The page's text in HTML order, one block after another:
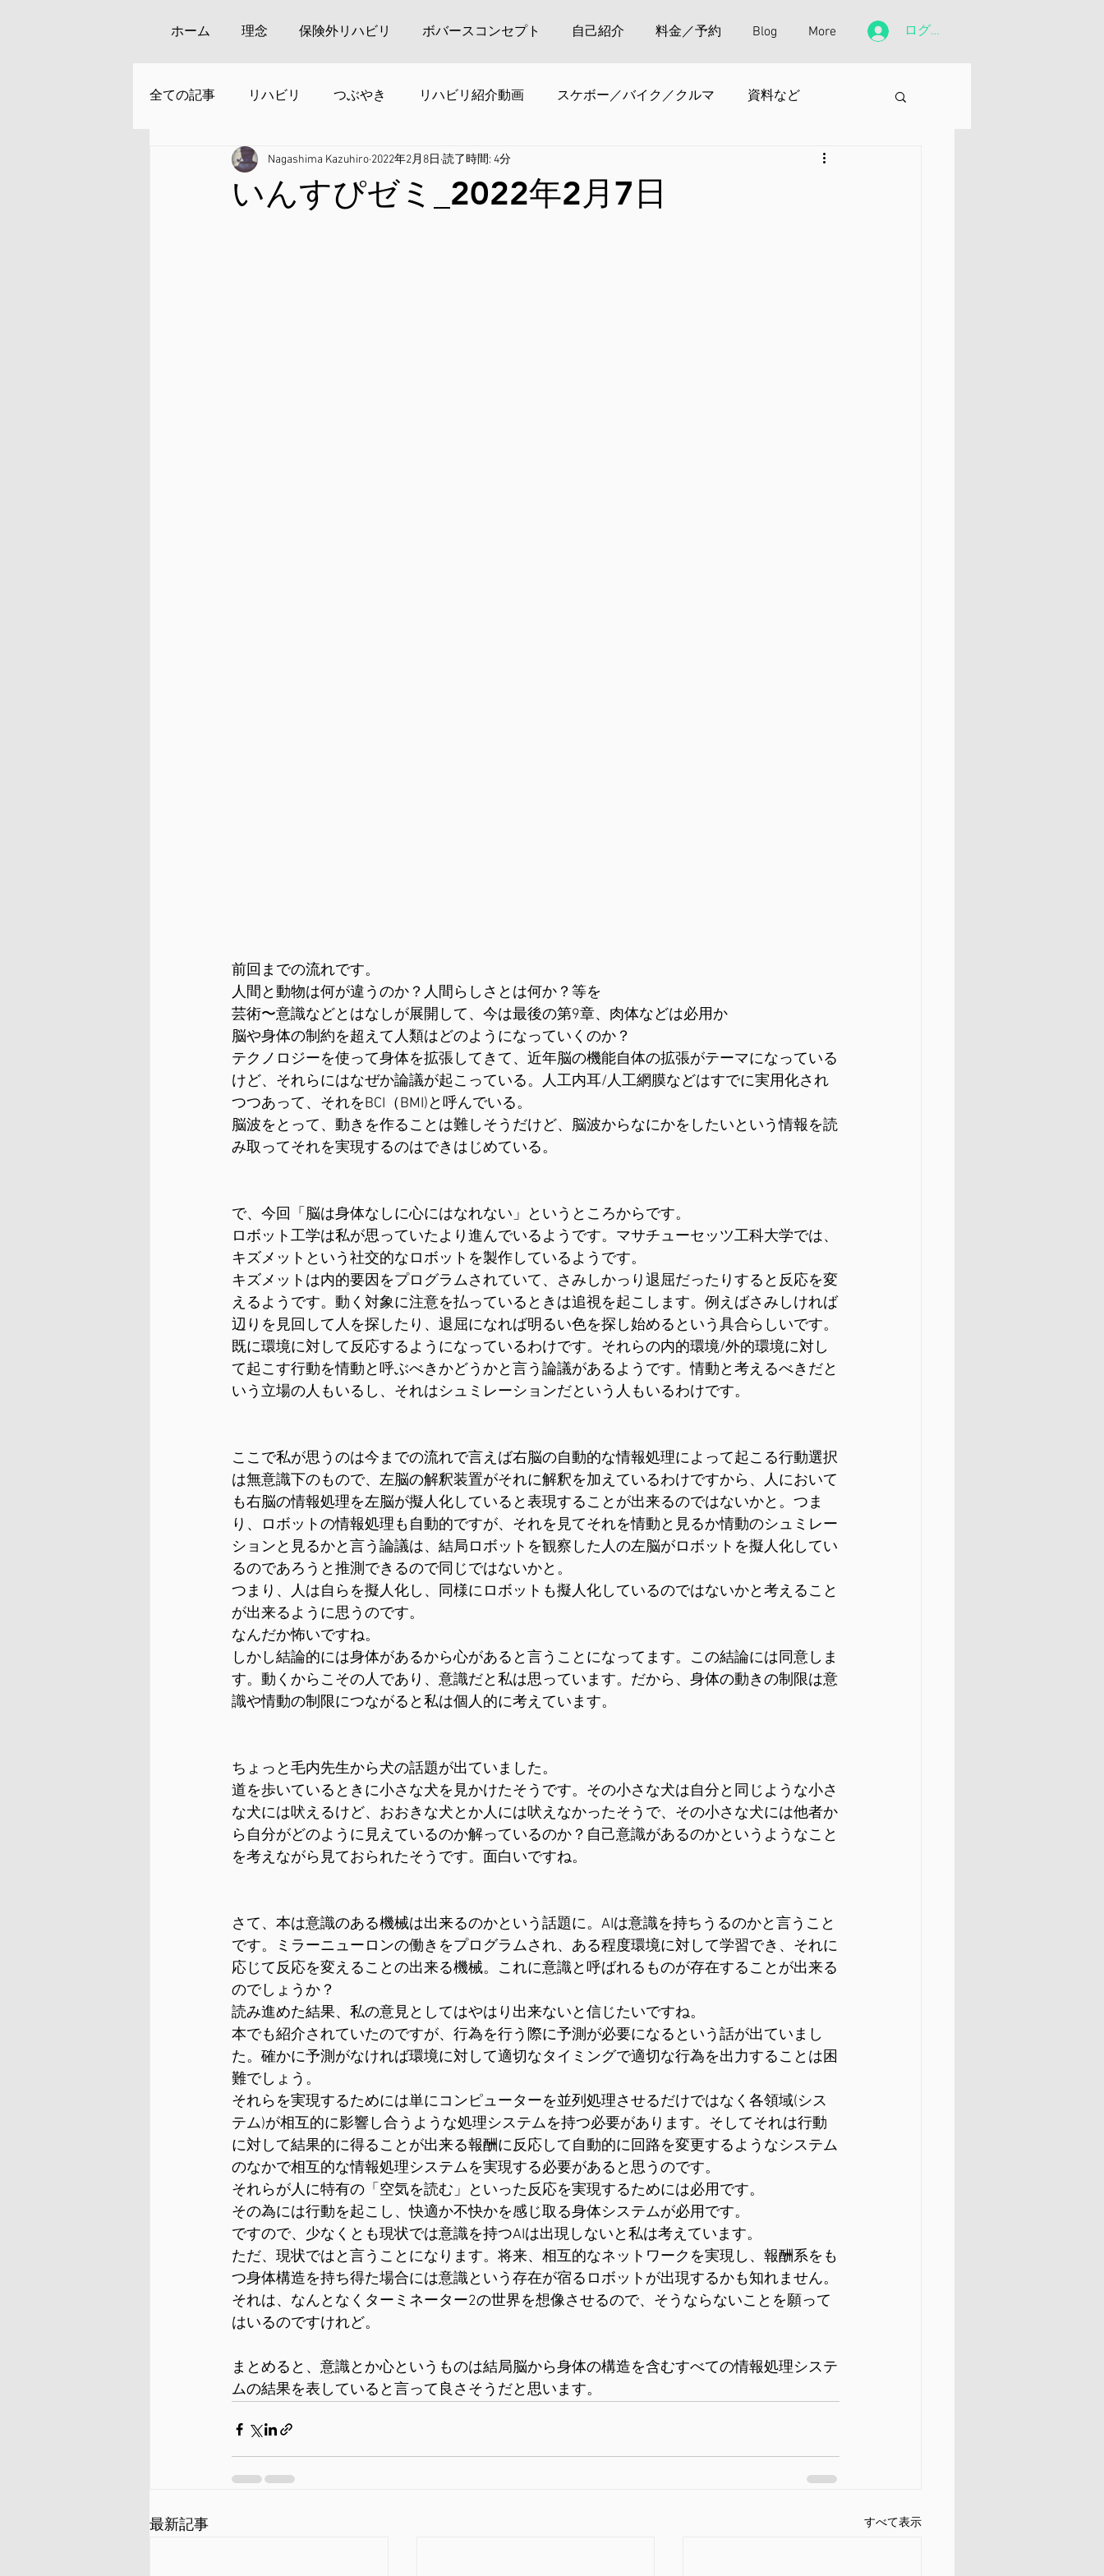
ホーム 理念 保険外リハビリ ボバースコンセプト 自己紹介 料金／予約 Blog More ログイン
全ての記事 リハビリ つぶやき リハビリ紹介動画 スケボー／バイク／クルマ 資料など
安来周辺の観光
いんすぴゼミ_2022年2月7日
Nagashima Kazuhiro 2022年2月8日 読了時間: 4分
前回までの流れです。
人間と動物は何が違うのか？人間らしさとは何か？等を
芸術〜意識などとはなしが展開して、今は最後の第9章、肉体などは必用か
脳や身体の制約を超えて人類はどのようになっていくのか？
テクノロジーを使って身体を拡張してきて、近年脳の機能自体の拡張がテーマになっている
けど、それらにはなぜか論議が起こっている。人工内耳/人工網膜などはすでに実用化され
つつあって、それをBCI（BMI)と呼んでいる。
脳波をとって、動きを作ることは難しそうだけど、脳波からなにかをしたいという情報を読
み取ってそれを実現するのはできはじめている。
で、今回「脳は身体なしに心にはなれない」というところからです。
ロボット工学は私が思っていたより進んでいるようです。マサチューセッツ工科大学では、
キズメットという社交的なロボットを製作しているようです。
キズメットは内的要因をプログラムされていて、さみしかっり退屈だったりすると反応を変
えるようです。動く対象に注意を払っているときは追視を起こします。例えばさみしければ
辺りを見回して人を探したり、退屈になれば明るい色を探し始めるという具合らしいです。
既に環境に対して反応するようになっているわけです。それらの内的環境/外的環境に対し
て起こす行動を情動と呼ぶべきかどうかと言う論議があるようです。情動と考えるべきだと
いう立場の人もいるし、それはシュミレーションだという人もいるわけです。
ここで私が思うのは今までの流れで言えば右脳の自動的な情報処理によって起こる行動選択
は無意識下のもので、左脳の解釈装置がそれに解釈を加えているわけですから、人において
も右脳の情報処理を左脳が擬人化していると表現することが出来るのではないかと。つま
り、ロボットの情報処理も自動的ですが、それを見てそれを情動と見るか情動のシュミレー
ションと見るかと言う論議は、結局ロボットを観察した人の左脳がロボットを擬人化してい
るのであろうと推測できるので同じではないかと。
つまり、人は自らを擬人化し、同様にロボットも擬人化しているのではないかと考えること
が出来るように思うのです。
なんだか怖いですね。
しかし結論的には身体があるから心があると言うことになってます。この結論には同意しま
す。動くからこその人であり、意識だと私は思っています。だから、身体の動きの制限は意
識や情動の制限につながると私は個人的に考えています。
ちょっと毛内先生から犬の話題が出ていました。
道を歩いているときに小さな犬を見かけたそうです。その小さな犬は自分と同じような小さ
な犬には吠えるけど、おおきな犬とか人には吠えなかったそうで、その小さな犬には他者か
ら自分がどのように見えているのか解っているのか？自己意識があるのかというようなこと
を考えながら見ておられたそうです。面白いですね。
さて、本は意識のある機械は出来るのかという話題に。AIは意識を持ちうるのかと言うこと
です。ミラーニューロンの働きをプログラムされ、ある程度環境に対して学習でき、それに
応じて反応を変えることの出来る機械。これに意識と呼ばれるものが存在することが出来る
のでしょうか？
読み進めた結果、私の意見としてはやはり出来ないと信じたいですね。
本でも紹介されていたのですが、行為を行う際に予測が必要になるという話が出ていまし
た。確かに予測がなければ環境に対して適切なタイミングで適切な行為を出力することは困
難でしょう。
それらを実現するためには単にコンピューターを並列処理させるだけではなく各領域(シス
テム)が相互的に影響し合うような処理システムを持つ必要があります。そしてそれは行動
に対して結果的に得ることが出来る報酬に反応して自動的に回路を変更するようなシステム
のなかで相互的な情報処理システムを実現する必要があると思うのです。
それらが人に特有の「空気を読む」といった反応を実現するためには必用です。
その為には行動を起こし、快適か不快かを感じ取る身体システムが必用です。
ですので、少なくとも現状では意識を持つAIは出現しないと私は考えています。
ただ、現状ではと言うことになります。将来、相互的なネットワークを実現し、報酬系をも
つ身体構造を持ち得た場合には意識という存在が宿るロボットが出現するかも知れません。
それは、なんとなくターミネーター2の世界を想像させるので、そうならないことを願って
はいるのですけれど。
まとめると、意識とか心というものは結局脳から身体の構造を含むすべての情報処理システ
ムの結果を表していると言って良さそうだと思います。
最新記事 すべて表示